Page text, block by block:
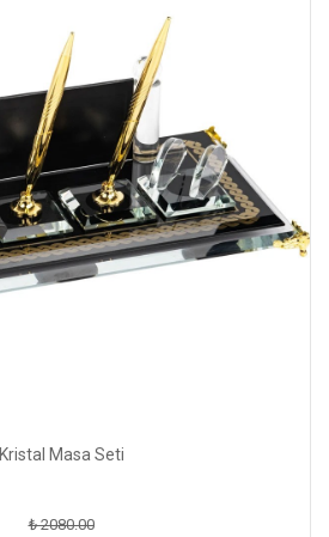
Kristal Masa Seti
₺ 2080.00